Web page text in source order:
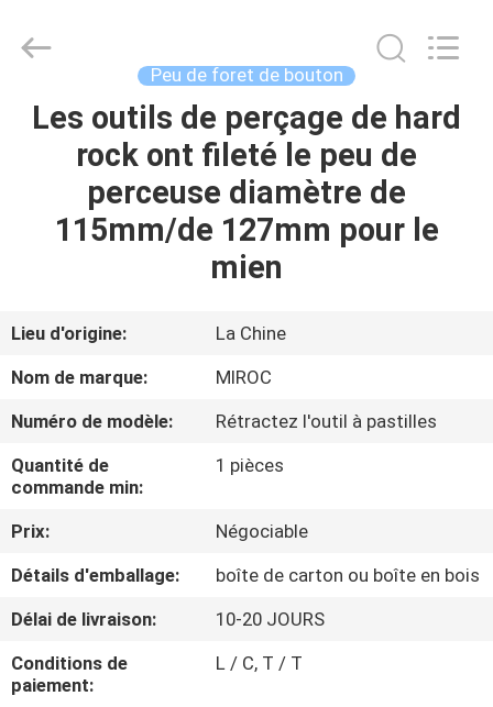
MAISON
PRODUITS
SUJET
DE
NOUS
VISITE
D'USINE
CONTRÔLE
DE
QUALITÉ
(Beijing)
Peu de foret de bouton
Les outils de perçage de hard
rock ont fileté le peu de
perceuse diamètre de
115mm/de 127mm pour le
mien
Lieu d'origine:
La Chine
Nom de marque:
MIROC
Numéro de modèle:
Rétractez l'outil à pastilles
Quantité de
commande min:
1 pièces
Prix:
Négociable
Détails d'emballage:
boîte de carton ou boîte en bois
Délai de livraison:
10-20 JOURS
Conditions de
paiement:
L / C, T / T